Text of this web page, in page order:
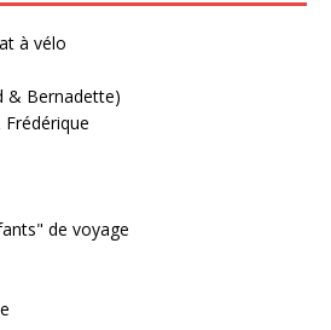
à vélo
& Bernadette)
de voyage